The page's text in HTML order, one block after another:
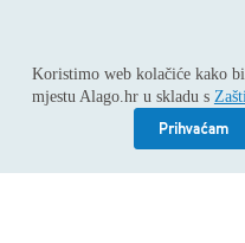
Koristimo web kolačiće kako
mjestu Alago.hr u skladu s
Prihvaćam
Sva prava
ALAGO d.o.o. trgovina,
Adresa: Horvati 112, 10436
6539 392 / E-mail:
Subjekt je upisan kod
reg.uloškom broj 1-53420.